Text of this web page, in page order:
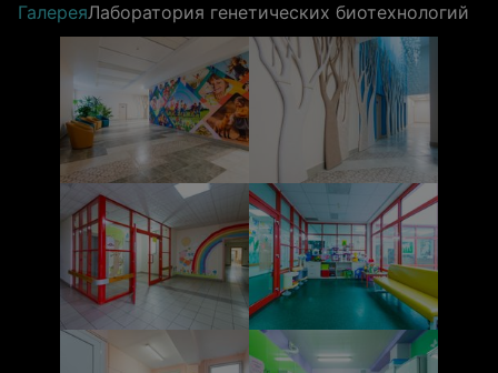
ГалереяЛаборатория генетических биотехнологий